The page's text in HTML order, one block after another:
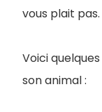
vous plait pas.
Voici quelques
son animal :